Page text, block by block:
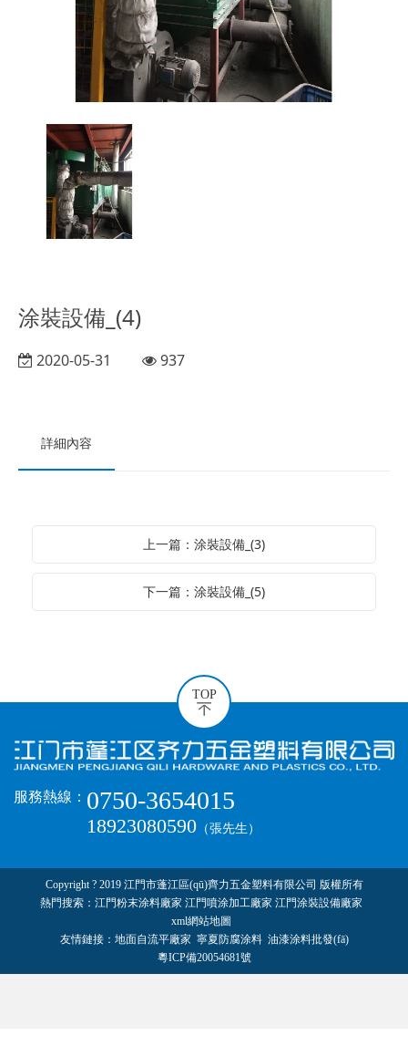
涂裝設備_(4)
2020-05-31 937
詳細內容
上一篇：涂裝設備_(3)
下一篇：涂裝設備_(5)
TOP
服務熱線： 0750-3654015
18923080590 （張先生）
Copyright ? 2019 江門市蓬江區(qū)齊力五金塑料有限公司 版權所有
熱門搜索： 江門粉末涂料廠家 江門噴涂加工廠家 江門涂裝設備廠家
xml網站地圖
友情鏈接： 地面自流平廠家 寧夏防腐涂料 油漆涂料批發(fā)
粵ICP備20054681號